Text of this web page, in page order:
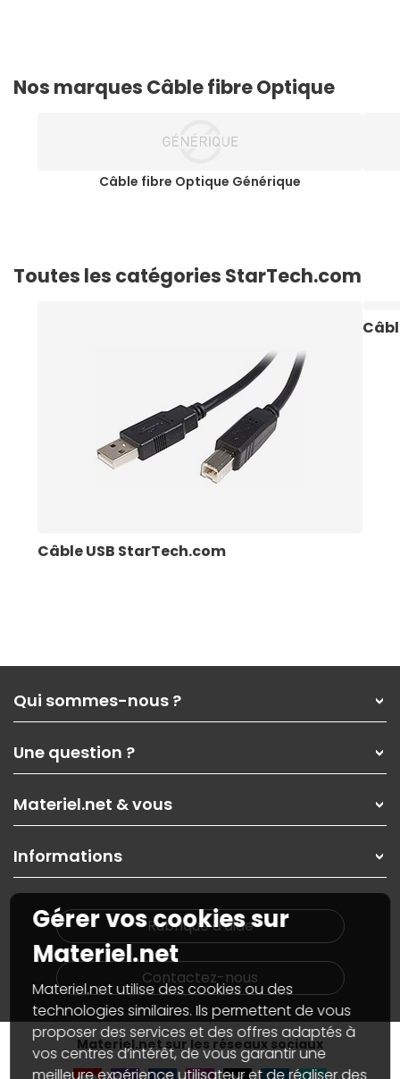
Nos marques Câble fibre Optique
Câble fibre Optique Générique
Toutes les catégories StarTech.com
Câble USB StarTech.com
Qui sommes-nous ?
Nos services
Les magasins Materiel.net
Nos solutions pour les pros
Contactez-nous
Une question ?
Paiement, livraison
Garanties,Pack Zen
SAV, demander un retour
Informations
Materiel.net & vous
On rachète votre carte graphique
PC sur mesure : Votre RDV personnalisé
Notre démarche écologique
Materiel.net recrute
Notre programme d'affiliation
Partenariat & Sponsoring
Informations
Plan du site
Nos marques
Conditions générales de vente
Marketplace
Informations légales
Données personnellesetcookies
Gérer vos cookies
Accessibilité : non conforme
Rubrique d'aide
Contactez-nous
Materiel.net sur les réseaux sociaux
Gérer vos cookies sur
Materiel.net
Materiel.net utilise des cookies ou des
technologies similaires. Ils permettent de vous
proposer des services et des offres adaptés à
vos centres d’intérêt, de vous garantir une